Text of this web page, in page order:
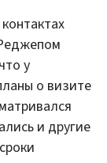
у
о визите
и другие